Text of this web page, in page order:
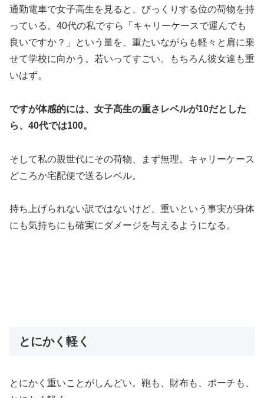
通勤電車で女子高生を見ると、びっくりする位の荷物を持
っている。40代の私ですら「キャリーケースで運んでも
良いですか？」という量を、重たいながらも軽々と肩に乗
せて学校に向かう。若いってすごい。もちろん彼女達も重
いはず。
ですが体感的には、女子高生の重さレベルが10だとした
ら、40代では100。
そして私の親世代にその荷物、まず無理。キャリーケース
どころか宅配便で送るレベル。
持ち上げられない訳ではないけど、重いという事実が身体
にも気持ちにも確実にダメージを与えるようになる。
とにかく軽く
とにかく重いことがしんどい。鞄も、財布も、ポーチも、